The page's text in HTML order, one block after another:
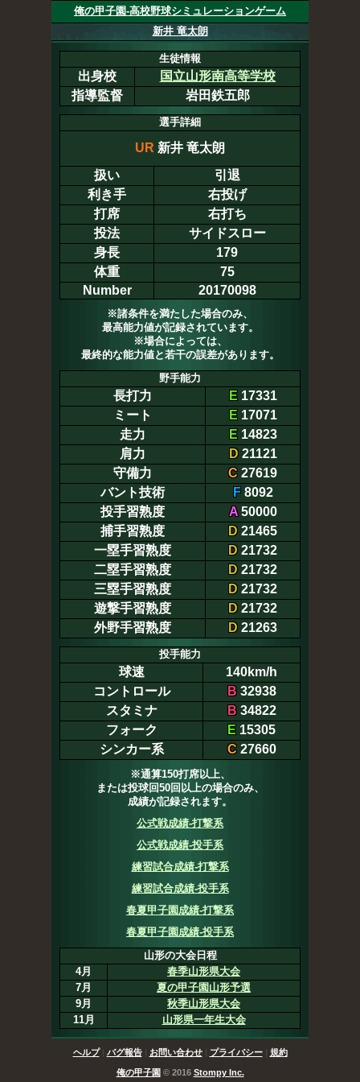
俺の甲子園-高校野球シミュレーションゲーム
新井 竜太朗
生徒情報
出身校
国立山形南高等学校
指導監督
岩田鉄五郎
選手詳細
UR 新井 竜太朗
扱い
引退
利き手
右投げ
打席
右打ち
投法
サイドスロー
身長
179
体重
75
Number
20170098
※諸条件を満たした場合のみ、
最高能力値が記録されています。
※場合によっては、
最終的な能力値と若干の誤差があります。
野手能力
長打力 E17331
ミート
E17071
走力
E14823
肩力
D21121
守備力
C 27619
バント技術
F8092
投手習熟度
A50000
捕手習熟度
D 21465
一塁手習熟度
D 21732
二塁手習熟度
D 21732
三塁手習熟度
D 21732
遊撃手習熟度
D 21732
外野手習熟度
D 21263
投手能力
球速
140km/h
コントロール
B32938
スタミナ
B34822
フォーク
E 15305
シンカー系
C27660
※通算150打席以上、
または投球回50回以上の場合のみ、
成績が記録されます。
公式戦成績-打撃系
公式戦成績-投手系
練習試合成績-打撃系
練習試合成績-投手系
春夏甲子園成績-打撃系
春夏甲子園成績-投手系
山形の大会日程
4月
春季山形県大会
7月
夏の甲子園山形予選
9月
秋季山形県大会
11月
山形県一年生大会
ヘルプ| バグ報告| お問い合わせ| プライバシー| 規約
俺の甲子園 © 2016 Stompy Inc.